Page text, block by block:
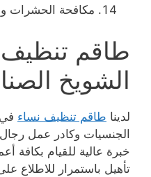
مكافحة الحشرات
طاقم
الشويخ
لدينا طاقم تنظيف نساء
الجنسيات وكادر عمل رجال
خبرة عالية للقيام بكافة
تأهيل باستمرار للاطلاع